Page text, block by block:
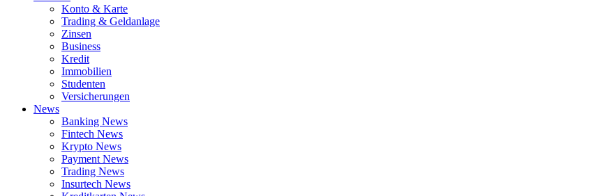
Konto & Karte
Trading & Geldanlage
Zinsen
Business
Kredit
Immobilien
Studenten
Versicherungen
News
Banking News
Fintech News
Krypto News
Payment News
Trading News
Insurtech News